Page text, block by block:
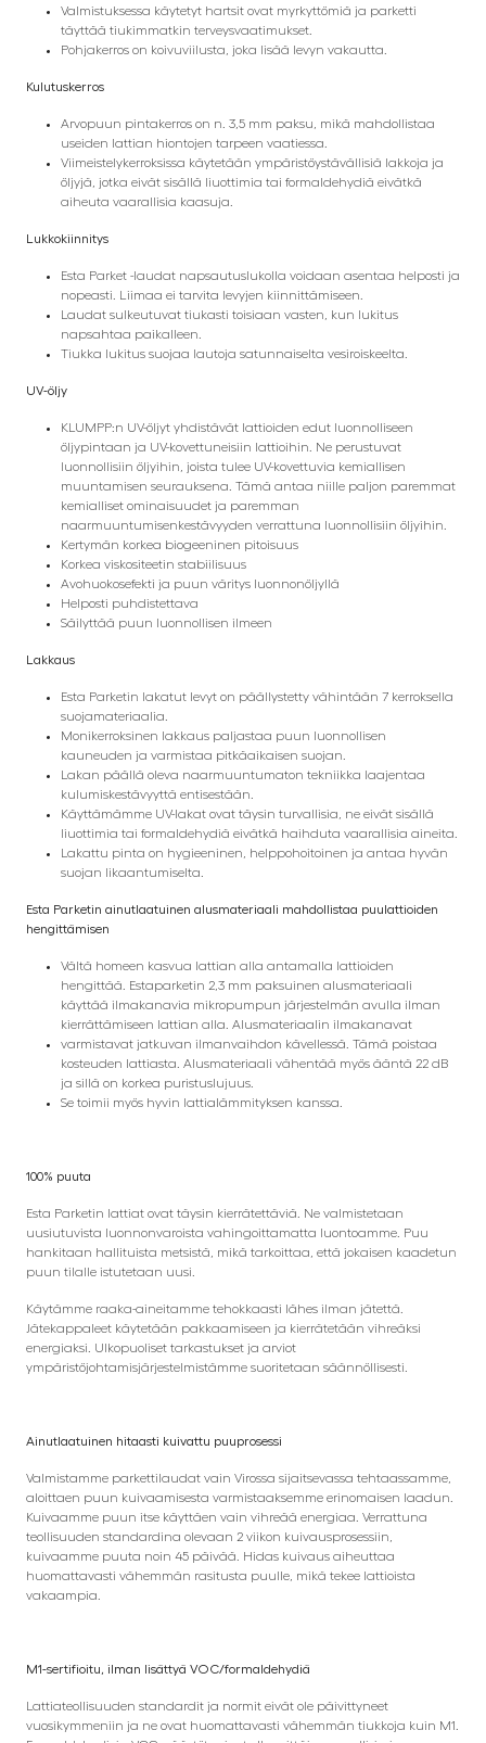
Valmistuksessa käytetyt hartsit ovat myrkyttömiä ja parketti
täyttää tiukimmatkin terveysvaatimukset.
Pohjakerros on koivuviilusta, joka lisää levyn vakautta.
Kulutuskerros
Arvopuun pintakerros on n. 3,5 mm paksu, mikä mahdollistaa
useiden lattian hiontojen tarpeen vaatiessa.
Viimeistelykerroksissa käytetään ympäristöystävällisiä lakkoja ja
öljyjä, jotka eivät sisällä liuottimia tai formaldehydiä eivätkä
aiheuta vaarallisia kaasuja.
Lukkokiinnitys
Esta Parket -laudat napsautuslukolla voidaan asentaa helposti ja
nopeasti. Liimaa ei tarvita levyjen kiinnittämiseen.
Laudat sulkeutuvat tiukasti toisiaan vasten, kun lukitus
napsahtaa paikalleen.
Tiukka lukitus suojaa lautoja satunnaiselta vesiroiskeelta.
UV-öljy
KLUMPP:n UV-öljyt yhdistävät lattioiden edut luonnolliseen
öljypintaan ja UV-kovettuneisiin lattioihin. Ne perustuvat
luonnollisiin öljyihin, joista tulee UV-kovettuvia kemiallisen
muuntamisen seurauksena. Tämä antaa niille paljon paremmat
kemialliset ominaisuudet ja paremman
naarmuuntumisenkestävyyden verrattuna luonnollisiin öljyihin.
Kertymän korkea biogeeninen pitoisuus
Korkea viskositeetin stabiilisuus
Avohuokosefekti ja puun väritys luonnonöljyllä
Helposti puhdistettava
Säilyttää puun luonnollisen ilmeen
Lakkaus
Esta Parketin lakatut levyt on päällystetty vähintään 7 kerroksella
suojamateriaalia.
Monikerroksinen lakkaus paljastaa puun luonnollisen
kauneuden ja varmistaa pitkäaikaisen suojan.
Lakan päällä oleva naarmuuntumaton tekniikka laajentaa
kulumiskestävyyttä entisestään.
Käyttämämme UV-lakat ovat täysin turvallisia, ne eivät sisällä
liuottimia tai formaldehydiä eivätkä haihduta vaarallisia aineita.
Lakattu pinta on hygieeninen, helppohoitoinen ja antaa hyvän
suojan likaantumiselta.
Esta Parketin ainutlaatuinen alusmateriaali mahdollistaa puulattioiden
hengittämisen
Vältä homeen kasvua lattian alla antamalla lattioiden
hengittää. Estaparketin 2,3 mm paksuinen alusmateriaali
käyttää ilmakanavia mikropumpun järjestelmän avulla ilman
kierrättämiseen lattian alla. Alusmateriaalin ilmakanavat
varmistavat jatkuvan ilmanvaihdon kävellessä. Tämä poistaa
kosteuden lattiasta. Alusmateriaali vähentää myös ääntä 22 dB
ja sillä on korkea puristuslujuus.
Se toimii myös hyvin lattialämmityksen kanssa.
100% puuta
Esta Parketin lattiat ovat täysin kierrätettäviä. Ne valmistetaan
uusiutuvista luonnonvaroista vahingoittamatta luontoamme. Puu
hankitaan hallituista metsistä, mikä tarkoittaa, että jokaisen kaadetun
puun tilalle istutetaan uusi.
Käytämme raaka-aineitamme tehokkaasti lähes ilman jätettä.
Jätekappaleet käytetään pakkaamiseen ja kierrätetään vihreäksi
energiaksi. Ulkopuoliset tarkastukset ja arviot
ympäristöjohtamisjärjestelmistämme suoritetaan säännöllisesti.
Ainutlaatuinen hitaasti kuivattu puuprosessi
Valmistamme parkettilaudat vain Virossa sijaitsevassa tehtaassamme,
aloittaen puun kuivaamisesta varmistaaksemme erinomaisen laadun.
Kuivaamme puun itse käyttäen vain vihreää energiaa. Verrattuna
teollisuuden standardina olevaan 2 viikon kuivausprosessiin,
kuivaamme puuta noin 45 päivää. Hidas kuivaus aiheuttaa
huomattavasti vähemmän rasitusta puulle, mikä tekee lattioista
vakaampia.
M1-sertifioitu, ilman lisättyä VOC/formaldehydiä
Lattiateollisuuden standardit ja normit eivät ole päivittyneet
vuosikymmeniin ja ne ovat huomattavasti vähemmän tiukkoja kuin M1.